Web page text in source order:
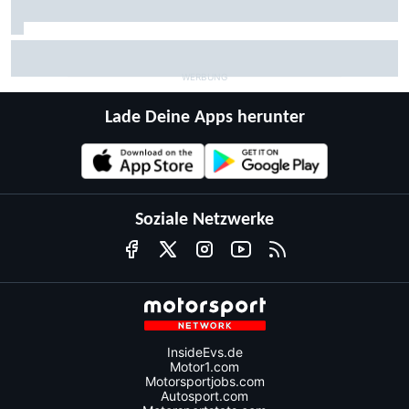
Lade Deine Apps herunter
Soziale Netzwerke
InsideEvs.de
Motor1.com
Motorsportjobs.com
Autosport.com